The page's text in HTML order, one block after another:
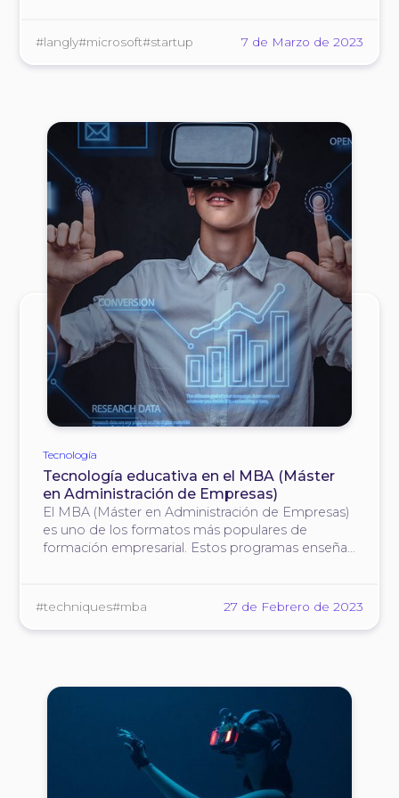
#langly#microsoft#startup 7 de Marzo de 2023
Tecnología
Tecnología educativa en el MBA (Máster
en Administración de Empresas)
El MBA (Máster en Administración de Empresas)
es uno de los formatos más populares de
formación empresarial. Estos programas enseñan
habilidades para actuar en situaciones complejas.
#techniques#mba 27 de Febrero de 2023